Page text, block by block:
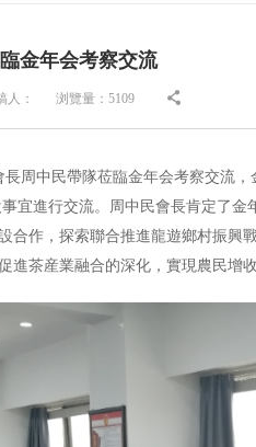
金年会考察交流
人： 浏覽量：5109
周中民帶隊莅臨金年会考察交流，
宜進行交流。周中民會長肯定了
合作，探索聯合推進龍遊鄉村振
進茶産業融合的深化，實現農民增